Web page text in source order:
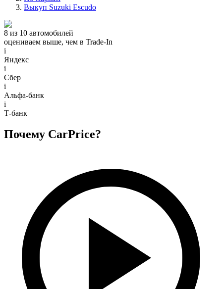
Выкуп Suzuki Escudo
8 из 10 автомобилей
оцениваем выше, чем в Trade‑In
i
Яндекс
i
Сбер
i
Альфа-банк
i
Т-банк
Почему CarPrice?